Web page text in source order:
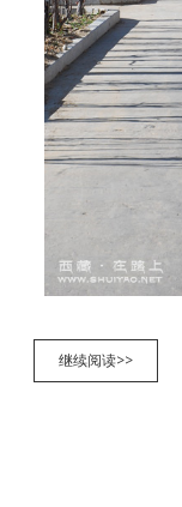
继续阅读>>西
藏